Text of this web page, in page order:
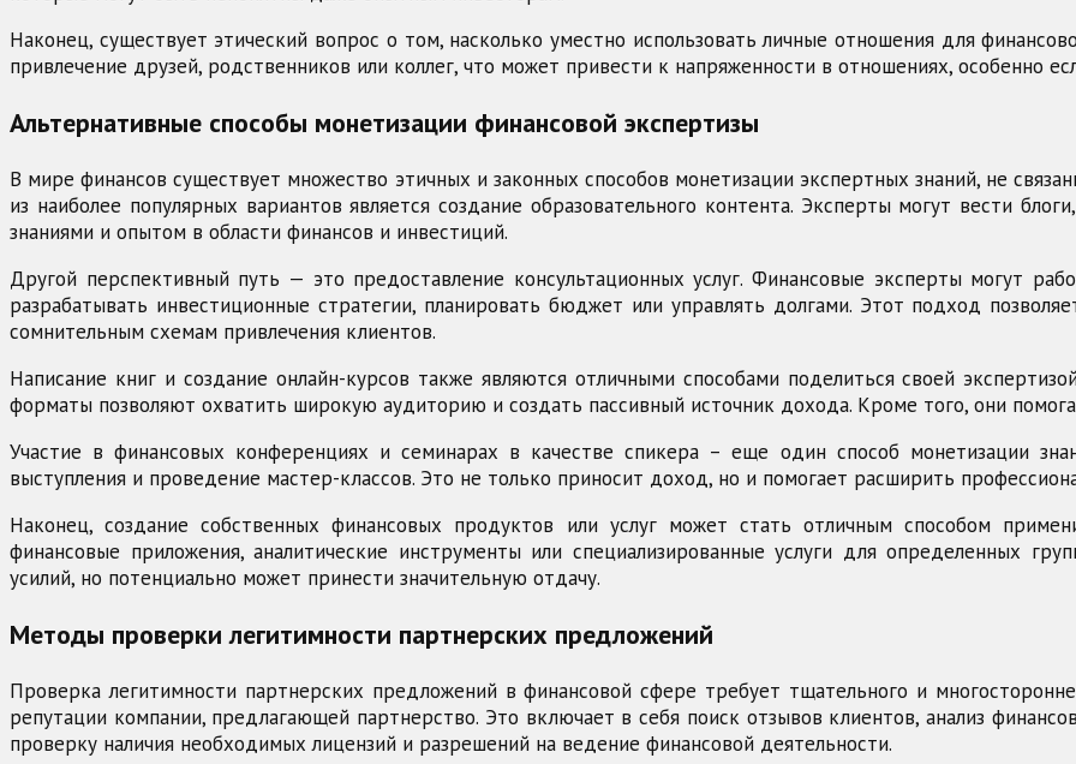
Наконец, существует этический вопрос о том, насколько уместно использовать личные отношения для
привлечение друзей, родственников или коллег, что может привести к напряженности в отношениях, особенно
Альтернативные способы монетизации финансовой экспертизы
В мире финансов существует множество этичных и законных способов монетизации экспертных знаний, не
из наиболее популярных вариантов является создание образовательного контента. Эксперты могут вести
знаниями и опытом в области финансов и инвестиций.
Другой перспективный путь — это предоставление консультационных услуг. Финансовые эксперты могут
разрабатывать инвестиционные стратегии, планировать бюджет или управлять долгами. Этот подход
сомнительным схемам привлечения клиентов.
Написание книг и создание онлайн-курсов также являются отличными способами поделиться своей
форматы позволяют охватить широкую аудиторию и создать пассивный источник дохода. Кроме того, они
Участие в финансовых конференциях и семинарах в качестве спикера – еще один способ монетизации
выступления и проведение мастер-классов. Это не только приносит доход, но и помогает расширить
Наконец, создание собственных финансовых продуктов или услуг может стать отличным способом
финансовые приложения, аналитические инструменты или специализированные услуги для определенных
усилий, но потенциально может принести значительную отдачу.
Методы проверки легитимности партнерских предложений
Проверка легитимности партнерских предложений в финансовой сфере требует тщательного и
репутации компании, предлагающей партнерство. Это включает в себя поиск отзывов клиентов, анализ
проверку наличия необходимых лицензий и разрешений на ведение финансовой деятельности.